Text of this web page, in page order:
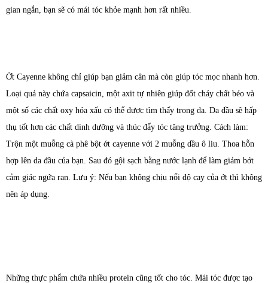
gian ngắn, bạn sẽ có mái tóc khỏe mạnh hơn rất nhiều.
Ớt Cayenne không chỉ giúp bạn giảm cân mà còn giúp tóc mọc nhanh hơn.
Loại quả này chứa capsaicin, một axit tự nhiên giúp đốt cháy chất béo và
một số các chất oxy hóa xấu có thể được tìm thấy trong da. Da đầu sẽ hấp
thụ tốt hơn các chất dinh dưỡng và thúc đẩy tóc tăng trưởng. Cách làm:
Trộn một muỗng cà phê bột ớt cayenne với 2 muỗng dầu ô liu. Thoa hỗn
hợp lên da đầu của bạn. Sau đó gội sạch bằng nước lạnh để làm giảm bớt
cảm giác ngứa ran. Lưu ý: Nếu bạn không chịu nổi độ cay của ớt thì không
nên áp dụng.
Những thực phẩm chứa nhiều protein cũng tốt cho tóc. Mái tóc được tạo